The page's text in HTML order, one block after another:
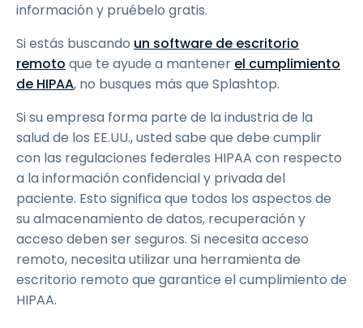
información y pruébelo gratis.
Si estás buscando un software de escritorio
remoto que te ayude a mantener el cumplimiento
de HIPAA, no busques más que Splashtop.
Si su empresa forma parte de la industria de la
salud de los EE.UU., usted sabe que debe cumplir
con las regulaciones federales HIPAA con respecto
a la información confidencial y privada del
paciente. Esto significa que todos los aspectos de
su almacenamiento de datos, recuperación y
acceso deben ser seguros. Si necesita acceso
remoto, necesita utilizar una herramienta de
escritorio remoto que garantice el cumplimiento de
HIPAA.